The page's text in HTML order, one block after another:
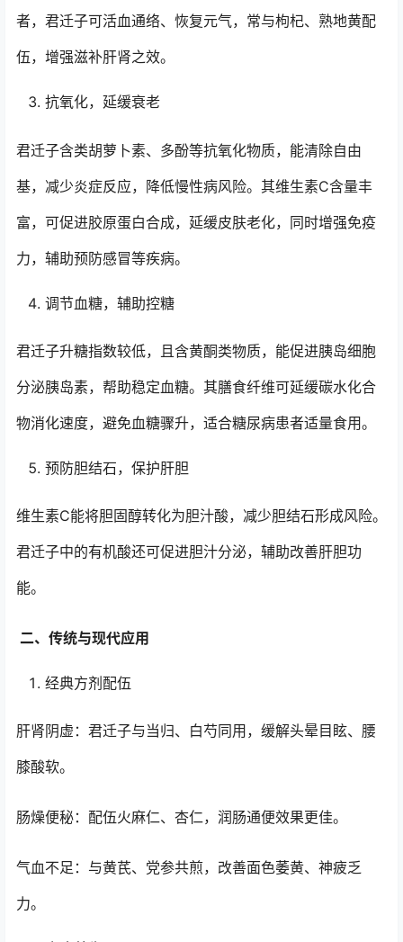
者，君迁子可活血通络、恢复元气，常与枸杞、熟地黄配
伍，增强滋补肝肾之效。
抗氧化，延缓衰老
君迁子含类胡萝卜素、多酚等抗氧化物质，能清除自由
基，减少炎症反应，降低慢性病风险。其维生素C含量丰
富，可促进胶原蛋白合成，延缓皮肤老化，同时增强免疫
力，辅助预防感冒等疾病。
调节血糖，辅助控糖
君迁子升糖指数较低，且含黄酮类物质，能促进胰岛细胞
分泌胰岛素，帮助稳定血糖。其膳食纤维可延缓碳水化合
物消化速度，避免血糖骤升，适合糖尿病患者适量食用。
预防胆结石，保护肝胆
维生素C能将胆固醇转化为胆汁酸，减少胆结石形成风险。
君迁子中的有机酸还可促进胆汁分泌，辅助改善肝胆功
能。
二、传统与现代应用
经典方剂配伍
肝肾阴虚：君迁子与当归、白芍同用，缓解头晕目眩、腰
膝酸软。
肠燥便秘：配伍火麻仁、杏仁，润肠通便效果更佳。
气血不足：与黄芪、党参共煎，改善面色萎黄、神疲乏
力。